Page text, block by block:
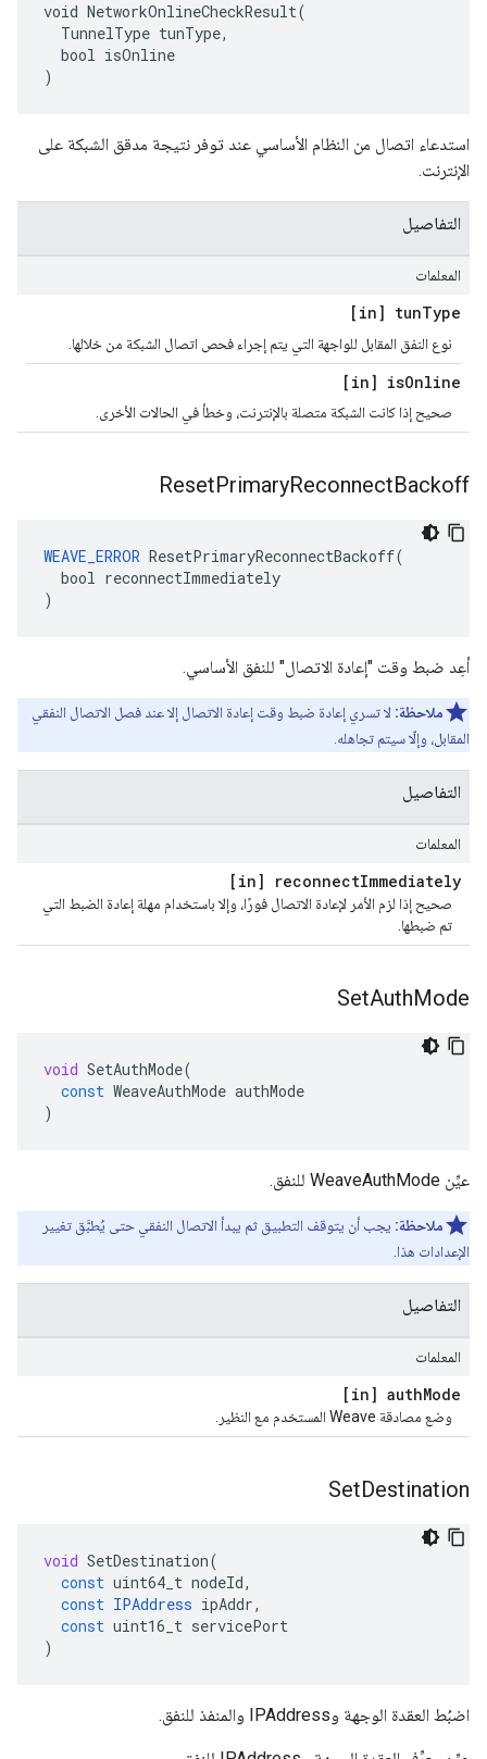
void NetworkOnlineCheckResult(
  TunnelType tunType,
  bool isOnline
)
استدعاء اتصال من النظام الأساسي عند توفر نتيجة مدقق الشبكة على
الإنترنت.
التفاصيل
المعلمات
[in] tunType
نوع النفق المقابل للواجهة التي يتم إجراء فحص اتصال الشبكة من خلالها.
[in] isOnline
صحيح إذا كانت الشبكة متصلة بالإنترنت، وخطأ في الحالات الأخرى.
ResetPrimaryReconnectBackoff
WEAVE_ERROR ResetPrimaryReconnectBackoff(
  bool reconnectImmediately
)
أعِد ضبط وقت "إعادة الاتصال" للنفق الأساسي.
ملاحظة: لا تسري إعادة ضبط وقت إعادة الاتصال إلا عند فصل الاتصال النفقي
المقابل، وإلّا سيتم تجاهله.
التفاصيل
المعلمات
[in] reconnectImmediately
صحيح إذا لزم الأمر لإعادة الاتصال فورًا، وإلا باستخدام مهلة إعادة الضبط التي
تم ضبطها.
SetAuthMode
void SetAuthMode(
const WeaveAuthMode authMode
)
عيِّن WeaveAuthMode للنفق.
ملاحظة: يجب أن يتوقف التطبيق ثم يبدأ الاتصال النفقي حتى يُطبَّق تغيير
الإعدادات هذا.
التفاصيل
المعلمات
[in] authMode
وضع مصادقة Weave المستخدم مع النظير.
SetDestination
void SetDestination(
const uint64_t nodeId,
const IPAddress ipAddr,
const uint16_t servicePort
)
اضبُط العقدة الوجهة وIPAddress والمنفذ للنفق.